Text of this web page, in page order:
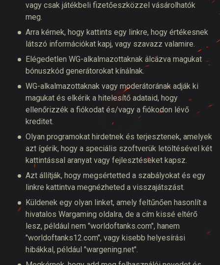
vagy csak játékbeli fizetőeszközzel vásárolhatók
meg.
Arra kérnek, hogy kattints egy linkre, hogy értékesnek
látszó információkat kapj, vagy szavazz valamire.
Elégedetlen WG-alkalmazottaknak álcázva magukat
bónuszkód generátorokat kínálnak.
WG-alkalmazottaknak vagy moderátorának adják ki
magukat és elkérik a hitelesítő adataid, hogy
ellenőrizzék a fiókodat és/vagy a fiókodon lévő
kreditet.
Olyan programokat hirdetnek és terjesztenek, amelyek
azt ígérik, hogy a speciális szoftverük letöltésével két
kattintással aranyat vagy fejlesztéseket kapsz.
Azt állítják, hogy megsértetted a szabályokat és egy
linkre kattintva megnézheted a visszajátszást.
Küldenek egy olyan linket, amely feltűnően hasonlít a
hivatalos Wargaming oldalra, de a cím kissé eltérő
lesz, például nem "worldoftanks.com", hanem
"worldoftanks12.com", vagy kisebb helyesírási
hibákkal, például "wargening.net".